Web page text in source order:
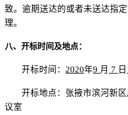
致。逾期送达的或者未送达指
理。
八、开标时间及地点：
开标时间： 2020年9 月 7 日
开标地点： 张掖市滨河新
议室